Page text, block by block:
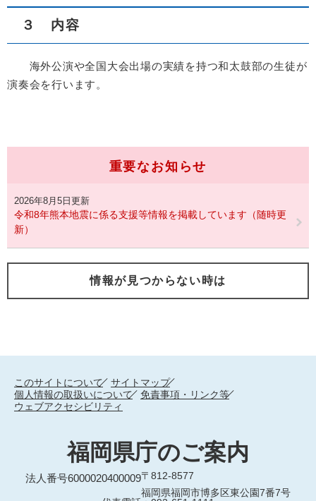
３ 内容
海外公演や全国大会出場の実績を持つ和太鼓部の生徒が
演奏会を行います。
重要なお知らせ
2026年8月5日更新
令和8年熊本地震に係る支援等情報を掲載しています（随時更
新）
情報が見つからない時は
このサイトについて
サイトマップ
個人情報の取扱いについて
免責事項・リンク等
ウェブアクセシビリティ
福岡県庁のご案内
法人番号6000020400009〒812-8577
福岡県福岡市博多区東公園7番7号